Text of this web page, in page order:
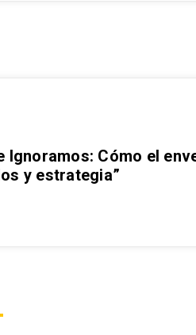
Ignoramos: Cómo el
y estrategia”